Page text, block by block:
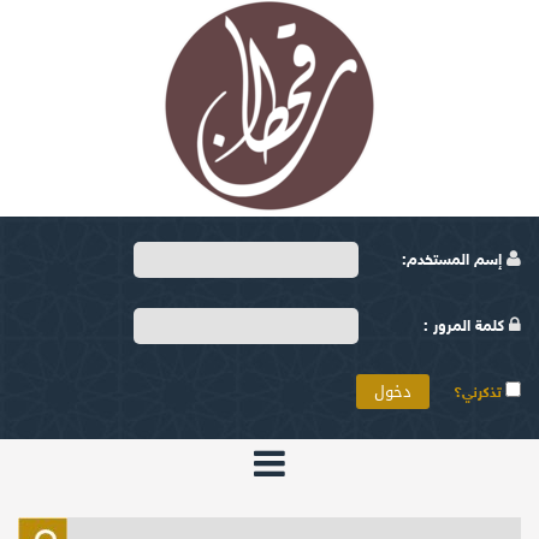
إسم المستخدم:
كلمة المرور :
تذكرني؟